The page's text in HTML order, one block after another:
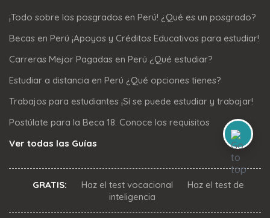
¡Todo sobre los posgrados en Perú! ¿Qué es un posgrado?
Becas en Perú ¡Apoyos y Créditos Educativos para estudiar!
Carreras Mejor Pagadas en Perú ¿Qué estudiar?
Estudiar a distancia en Perú ¿Qué opciones tienes?
Trabajos para estudiantes ¡Sí se puede estudiar y trabajar!
Postúlate para la Beca 18: Conoce los requisitos
Ver todas las Guías
GRATIS: Haz el test vocacional
Haz el test de
inteligencia